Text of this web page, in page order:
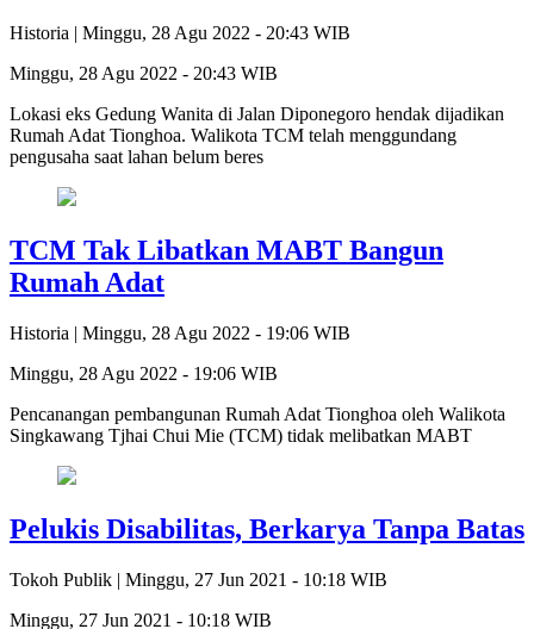
Historia | Minggu, 28 Agu 2022 - 20:43 WIB
Minggu, 28 Agu 2022 - 20:43 WIB
Lokasi eks Gedung Wanita di Jalan Diponegoro hendak dijadikan
Rumah Adat Tionghoa. Walikota TCM telah menggundang
pengusaha saat lahan belum beres
TCM Tak Libatkan MABT Bangun
Rumah Adat
Historia | Minggu, 28 Agu 2022 - 19:06 WIB
Minggu, 28 Agu 2022 - 19:06 WIB
Pencanangan pembangunan Rumah Adat Tionghoa oleh Walikota
Singkawang Tjhai Chui Mie (TCM) tidak melibatkan MABT
Pelukis Disabilitas, Berkarya Tanpa Batas
Tokoh Publik | Minggu, 27 Jun 2021 - 10:18 WIB
Minggu, 27 Jun 2021 - 10:18 WIB